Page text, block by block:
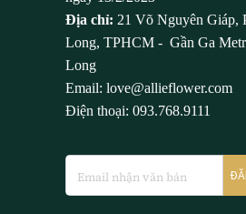
Địa chỉ: 21 Võ Nguyên Giáp,
Long, TPHCM - Gần Ga
Long
Email: love@allieflower.com
Điện thoại: 093.768.9111